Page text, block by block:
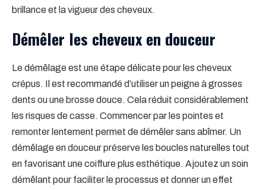
brillance et la vigueur des cheveux.
Démêler les cheveux en douceur
Le démêlage est une étape délicate pour les cheveux
crépus. Il est recommandé d’utiliser un peigne à grosses
dents ou une brosse douce. Cela réduit considérablement
les risques de casse. Commencer par les pointes et
remonter lentement permet de démêler sans abîmer. Un
démêlage en douceur préserve les boucles naturelles tout
en favorisant une coiffure plus esthétique. Ajoutez un soin
démêlant pour faciliter le processus et donner un effet